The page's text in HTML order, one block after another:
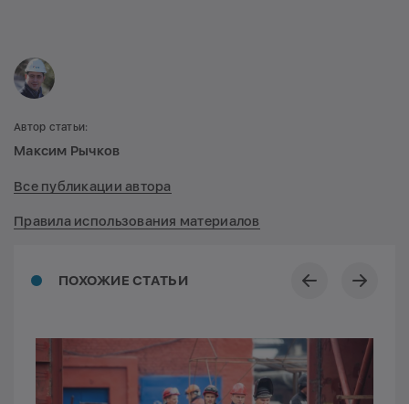
ПОХОЖИЕ СТАТЬИ
Автор статьи:
Максим Рычков
Все публикации автора
Правила использования материалов